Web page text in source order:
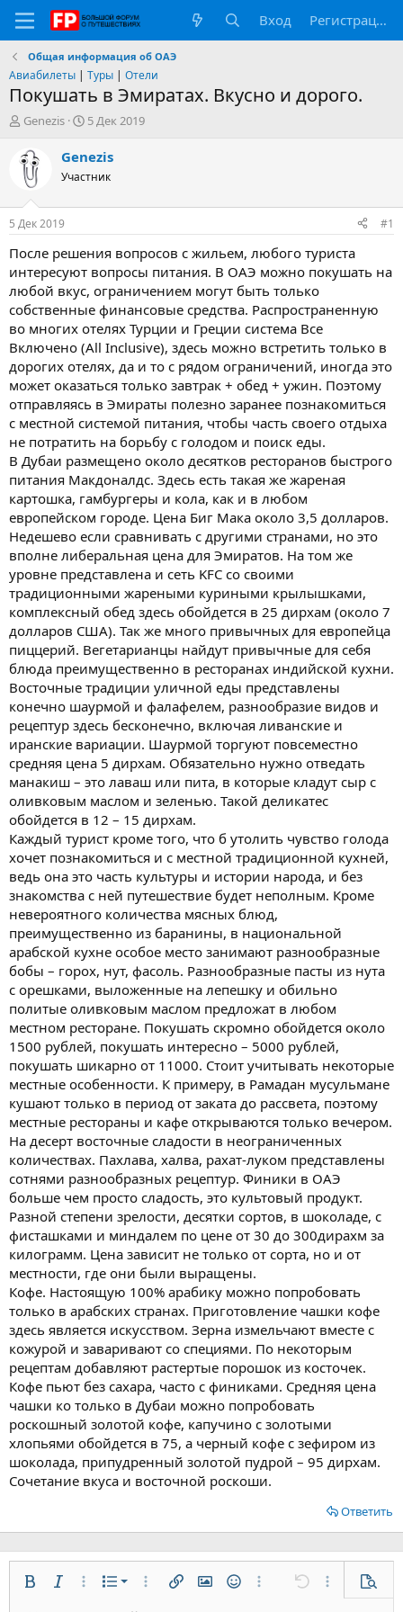
Вход Регистрация
Общая информация об ОАЭ
Авиабилеты | Туры | Отели
Покушать в Эмиратах. Вкусно и дорого.
А
т
о
р
т
е
м
ы
Genezis
Д
т
н
а
л
5 Дек 2019
Genezis
Участник
5 Дек 2019 #1
После решения вопросов с жильем, любого туриста
интересуют вопросы питания. В ОАЭ можно покушать на
любой вкус, ограничением могут быть только
собственные финансовые средства. Распространенную
во многих отелях Турции и Греции система Все
Включено (All Inclusive), здесь можно встретить только в
дорогих отелях, да и то с рядом ограничений, иногда это
может оказаться только завтрак + обед + ужин. Поэтому
отправляясь в Эмираты полезно заранее познакомиться
с местной системой питания, чтобы часть своего отдыха
не потратить на борьбу с голодом и поиск еды.
В Дубаи размещено около десятков ресторанов быстрого
питания Макдоналдс. Здесь есть такая же жареная
картошка, гамбургеры и кола, как и в любом
европейском городе. Цена Биг Мака около 3,5 долларов.
Недешево если сравнивать с другими странами, но это
вполне либеральная цена для Эмиратов. На том же
уровне представлена и сеть KFC со своими
традиционными жареными куриными крылышками,
комплексный обед здесь обойдется в 25 дирхам (около 7
долларов США). Так же много привычных для европейца
пиццерий. Вегетарианцы найдут привычные для себя
блюда преимущественно в ресторанах индийской кухни.
Восточные традиции уличной еды представлены
конечно шаурмой и фалафелем, разнообразие видов и
рецептур здесь бесконечно, включая ливанские и
иранские вариации. Шаурмой торгуют повсеместно
средняя цена 5 дирхам. Обязательно нужно отведать
манакиш – это лаваш или пита, в которые кладут сыр с
оливковым маслом и зеленью. Такой деликатес
обойдется в 12 – 15 дирхам.
Каждый турист кроме того, что б утолить чувство голода
хочет познакомиться и с местной традиционной кухней,
ведь она это часть культуры и истории народа, и без
знакомства с ней путешествие будет неполным. Кроме
невероятного количества мясных блюд,
преимущественно из баранины, в национальной
арабской кухне особое место занимают разнообразные
бобы – горох, нут, фасоль. Разнообразные пасты из нута
с орешками, выложенные на лепешку и обильно
политые оливковым маслом предложат в любом
местном ресторане. Покушать скромно обойдется около
1500 рублей, покушать интересно – 5000 рублей,
покушать шикарно от 11000. Стоит учитывать некоторые
местные особенности. К примеру, в Рамадан мусульмане
кушают только в период от заката до рассвета, поэтому
местные рестораны и кафе открываются только вечером.
На десерт восточные сладости в неограниченных
количествах. Пахлава, халва, рахат-луком представлены
сотнями разнообразных рецептур. Финики в ОАЭ
больше чем просто сладость, это культовый продукт.
Разной степени зрелости, десятки сортов, в шоколаде, с
фисташками и миндалем по цене от 30 до 300дирахм за
килограмм. Цена зависит не только от сорта, но и от
местности, где они были выращены.
Кофе. Настоящую 100% арабику можно попробовать
только в арабских странах. Приготовление чашки кофе
здесь является искусством. Зерна измельчают вместе с
кожурой и заваривают со специями. По некоторым
рецептам добавляют растертые порошок из косточек.
Кофе пьют без сахара, часто с финиками. Средняя цена
чашки ко только в Дубаи можно попробовать
роскошный золотой кофе, капучино с золотыми
хлопьями обойдется в 75, а черный кофе с зефиром из
шоколада, припудренный золотой пудрой – 95 дирхам.
Сочетание вкуса и восточной роскоши.
Ответить
ЖирныйКурсивДополнительно...
СписокНумерованный список
Дополнительно...
Вставить ссылку
Вставить изображение
СмайлыДополнительно...
Отменить